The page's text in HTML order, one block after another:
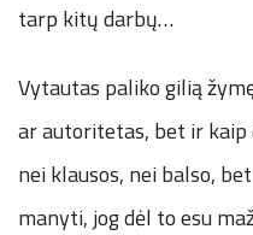
tarp kitų darbų…
Vytautas paliko gilią
ar autoritetas, bet ir kaip
nei klausos, nei balso,
manyti, jog dėl to esu